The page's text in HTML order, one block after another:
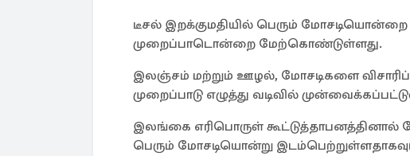
டீசல் இறக்குமதியில் பெரும் மோசடியொன்றை
முறைப்பாடொன்றை மேற்கொண்டுள்ளது.
இலஞ்சம் மற்றும் ஊழல், மோசடிகளை
முறைப்பாடு எழுத்து வடிவில்
இலங்கை எரிபொருள்
பெரும் மோசடியொன்று